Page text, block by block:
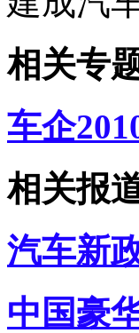
相关专
车企
相关报
汽车新
中国豪